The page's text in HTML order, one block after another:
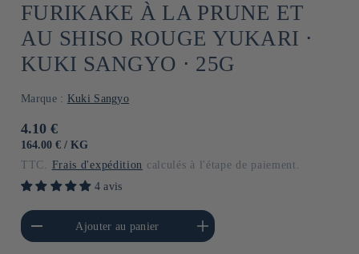
FURIKAKE À LA PRUNE ET
AU SHISO ROUGE YUKARI ⋅
KUKI SANGYO ⋅ 25G
Marque : Kuki Sangyo
Prix
habituel
4.10 €
PRIX
164.00 € / PAR
KG
TTC. Frais d'expédition calculés à l'étape de paiement.
4 avis
quantité de Default
Title
Ajouter au panier
Augmenter la quantité de
Default Title